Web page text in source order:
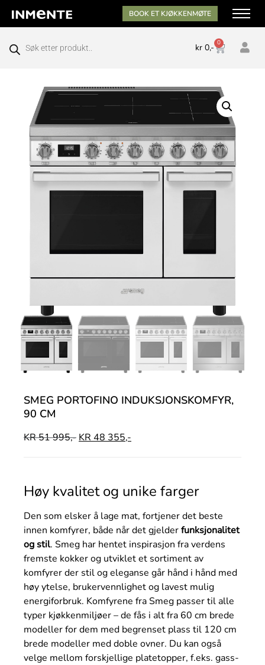
BOOK ET KJØKKENMØTE
kr0,- 0
SMEG PORTOFINO INDUKSJONSKOMFYR,
90 CM
KR51 995,- KR 48 355,-
Høy kvalitet og unike farger
Den som elsker å lage mat, fortjener det beste
innen komfyrer, både når det gjelderfunksjonalitet
og stil. Smeg har hentet inspirasjon fra verdens
fremste kokker og utviklet et sortiment av
komfyrer der stil og eleganse går hånd i hånd med
høy ytelse, brukervennlighet og lavest mulig
energiforbruk. Komfyrene fra Smeg passer til alle
typer kjøkkenmiljøer – de fås i alt fra 60 cm brede
modeller for dem med begrenset plass til 120 cm
brede modeller med doble ovner. Du kan også
velge mellom forskjellige platetopper, f.eks. gass-